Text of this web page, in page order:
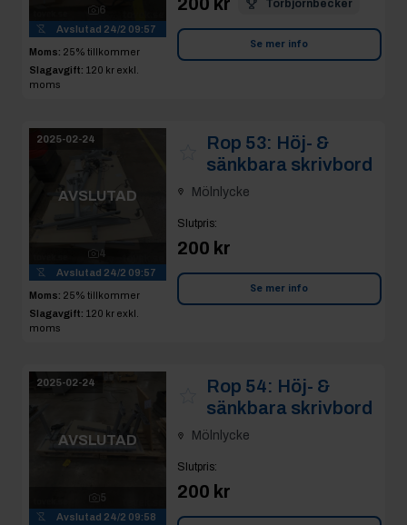
6
Avslutad 24/2 09:57
Moms: 25% tillkommer
Slagavgift: 120 kr exkl.
moms
Torbjornbecker
Se mer info
2025-02-24
AVSLUTAD
4
Avslutad 24/2 09:57
Moms: 25% tillkommer
Slagavgift: 120 kr exkl.
moms
Rop 53: Höj- &
sänkbara skrivbord
Mölnlycke
Slutpris:
200 kr
Se mer info
2025-02-24
AVSLUTAD
5
Avslutad 24/2 09:58
Rop 54: Höj- &
sänkbara skrivbord
Mölnlycke
Slutpris:
200 kr